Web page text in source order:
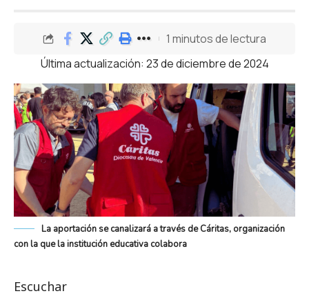
Última actualización: 23 de diciembre de 2024
1 minutos de lectura
La aportación se canalizará a través de Cáritas, organización
con la que la institución educativa colabora
Escuchar